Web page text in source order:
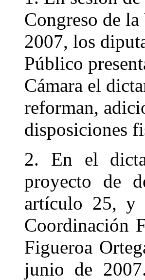
Congreso de
2007, los
Público
Cámara el
reforman,
disposiciones
2. En el
proyecto de
artículo 25,
Coordinación
Figueroa
junio de